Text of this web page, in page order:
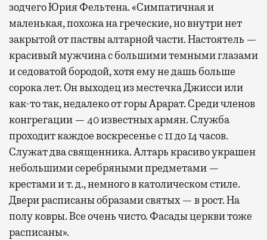
зодчего Юрия Фельтена. «Симпатичная и
маленькая, похожа на греческие, но внутри нет
закрытой от паствы алтарной части. Настоятель —
красивый мужчина с большими темными глазами
и седоватой бородой, хотя ему не дашь больше
сорока лет. Он выходец из местечка Джисси или
как-то так, недалеко от горы Арарат. Среди членов
конгрегации — 40 известных армян. Служба
проходит каждое воскресенье с 11 до 14 часов.
Служат два священника. Алтарь красиво украшен
небольшими серебряными предметами —
крестами и т. д., немного в католическом стиле.
Двери расписаны образами святых — в рост. На
полу ковры. Все очень чисто. Фасады церкви тоже
расписаны».